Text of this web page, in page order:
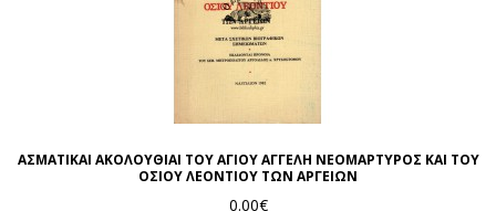
ΑΣΜΑΤΙΚΑΙ ΑΚΟΛΟΥΘΙΑΙ ΤΟΥ ΑΓΙΟΥ ΑΓΓΕΛΗ ΝΕΟΜΑΡΤΥΡΟΣ ΚΑΙ ΤΟΥ
ΟΣΙΟΥ ΛΕΟΝΤΙΟΥ ΤΩΝ ΑΡΓΕΙΩΝ
0.00€